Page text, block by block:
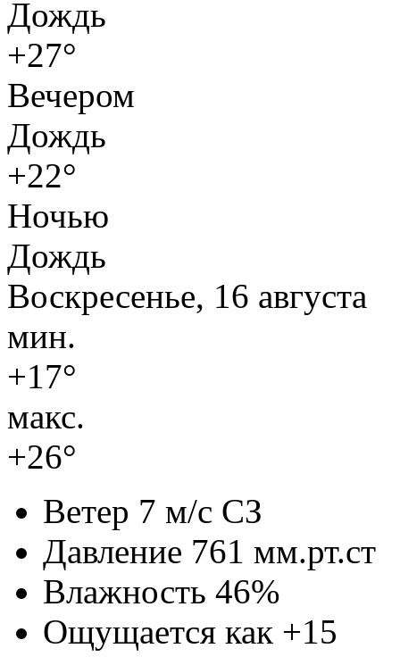
Дождь
+27°
Вечером
Дождь
+22°
Ночью
Дождь
Воскресенье, 16 августа
мин.
+17°
макс.
+26°
Ветер 7 м/с СЗ
Давление 761 мм.рт.ст
Влажность 46%
Ощущается как +15